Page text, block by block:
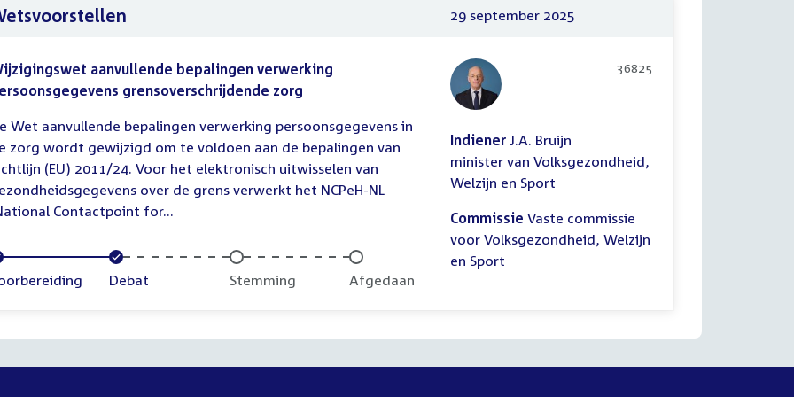
29 september 2025
aanvullende bepalingen verwerking
grensoverschrijdende zorg
Wet aanvullende bepalingen verwerking persoonsgegevens in
zorg wordt gewijzigd om te voldoen aan de bepalingen van
(EU) 2011/24. Voor het elektronisch uitwisselen van
over de grens verwerkt het NCPeH-NL
Contactpoint for...
Voltooid:
Debat Onvoltooid:
Stemming Onvoltooid:
Afgedaan
36825
Indiener J.A. Bruijn
minister van Volksgezondheid,
Welzijn en Sport
Commissie Vaste commissie
voor Volksgezondheid, Welzijn
en Sport